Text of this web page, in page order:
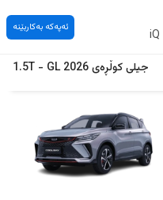
ئەپەکە بەکاربێنە
جیلیکوڵڕەی2026
GL
-
1.5T